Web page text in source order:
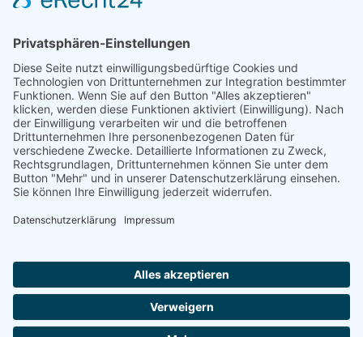
Essen|Duisburg
Copyright © 2026 | www.lebenshilfe24.de |
Zeppelinstraße 11 - 45470 Mülheim an der Ruhr -
Telefon: 0208 58294457
Öffnungszeiten: Montag - Donnerstag 8 - 17 Uhr,
Freitag 8 - 15 Uhr
*Die Bezeichnungen24 Stunden Betreuung, 24h-Betreuung
24 Stunden Pflege
sind Branchenbezeichnungen, die sich im allgemeinen
einhergeht, dass die Betreuungskräfte ununterbrochen arbeiten.
Pausenzeiten sind bereits aufgrund von gesetzlichen Vorgaben (u.a.
arbeitszeitlichen Vorschriften) einzuhalten.Für weitere Erläuterungen steht